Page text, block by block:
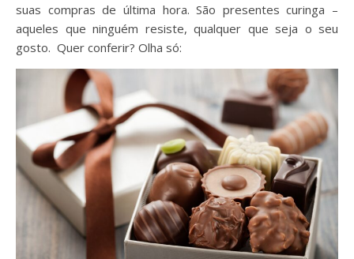
suas compras de última hora. São presentes curinga –
aqueles que ninguém resiste, qualquer que seja o seu
gosto. Quer conferir? Olha só: